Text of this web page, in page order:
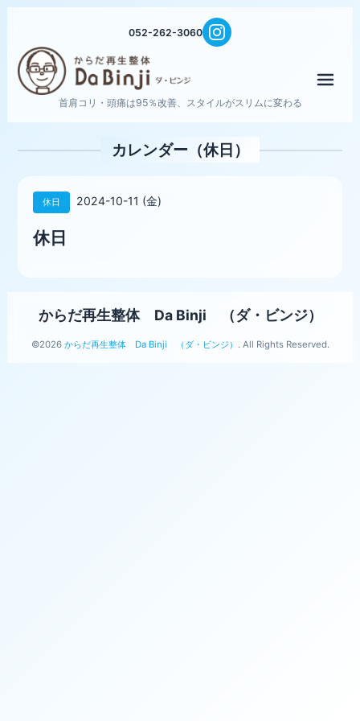
052-262-3060
首肩コリ・頭痛は95％改善、スタイルがスリムに変わる
カレンダー（休日）
休日 2024-10-11 (金)
休日
からだ再生整体 Da Binji （ダ・ビンジ）
©2026 からだ再生整体 Da Binji （ダ・ビンジ） . All Rights Reserved.